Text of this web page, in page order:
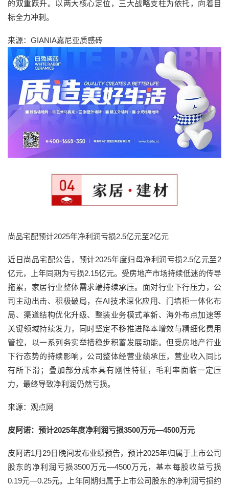
的双重跃升。以两大核心定位，三大战略支柱为依托，向着目
标全力冲刺。
来源：GIANIA嘉尼亚质感砖
尚品宅配预计2025年净利润亏损2.5亿元至2亿元
近日尚品宅配公告，预计2025年度归母净利润亏损2.5亿元至2
亿元，上年同期为亏损2.15亿元。受房地产市场持续低迷的传导
拖累，家居行业整体需求端持续承压。面对行业下行压力，公
司主动出击、积极破局，在AI技术深化应用、门墙柜一体化布
局、渠道结构优化升级、整装业务模式革新、海外布点加速等
关键领域持续发力，同时坚定不移推进降本增效与精细化费用
管控，以一系列务实举措稳步积蓄发展动能。但受房地产行业
下行态势的持续影响，公司整体经营业绩承压，营业收入同比
有所下滑；叠加部分成本具有刚性特征，毛利率面临一定压
力，最终导致净利润仍然亏损。
来源：观点网
皮阿诺：预计2025年度净利润亏损3500万元—4500万元
皮阿诺1月29日晚间发布业绩预告，预计2025年归属于上市公司
股东的净利润亏损3500万元—4500万元，基本每股收益亏损
0.19元—0.25元。上年同期归属于上市公司股东的净利润亏损约